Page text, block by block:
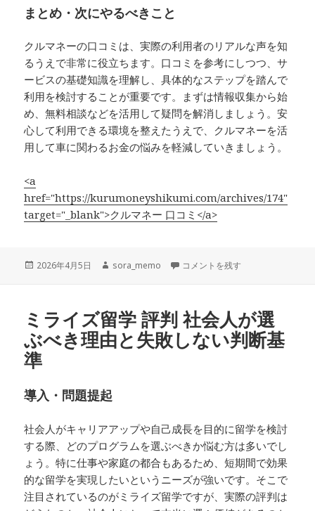
まとめ・次にやるべきこと
クルマネーの口コミは、実際の利用者のリアルな声を知
るうえで非常に役立ちます。口コミを参考にしつつ、サ
ービスの基礎知識を理解し、具体的なステップを踏んで
利用を検討することが重要です。まずは情報収集から始
め、無料相談などを活用して疑問を解消しましょう。安
心して利用できる環境を整えたうえで、クルマネーを活
用して車に関わるお金の悩みを軽減していきましょう。
<a
href="https://kurumoneyshikumi.com/archives/174"
target="_blank">クルマネー 口コミ</a>
投
2026年4月5日
作
sora_memo クルマネー 口コミからわかる安
コメントを残す
ミライズ留学 評判 社会人が選
ぶべき理由と失敗しない判断基
準
導入・問題提起
社会人がキャリアアップや自己成長を目的に留学を検討
する際、どのプログラムを選ぶべきか悩む方は多いでし
ょう。特に仕事や家庭の都合もあるため、短期間で効果
的な留学を実現したいというニーズが強いです。そこで
注目されているのがミライズ留学ですが、実際の評判は